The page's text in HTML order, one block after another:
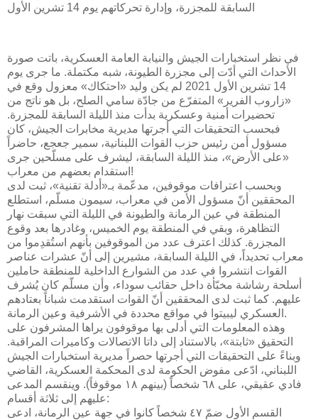
السابقة للمجزرة، وإدارة تحركاتهم يوم 14 تشرين الأول
في نظر استخبارات الجيش والنيابة العامة العسكرية، باتت صورة
الأحداث التي أدّت إلى مجزرة الطيونة، شبه مكتملة. ما جرى يوم
14 تشرين الأول 2021 لم يكن وليد «احتكاك» معزول وقع في
«زاروب الفرير» المتفرّع من جادّة سامي الصلح، بل هو ناتج من
تحضيرات أمنية وعسكرية بدأت منذ الليلة السابقة للمجزرة.
فبحسب التحقيقات التي أجرتها مديرية مخابرات الجيش، كان
مسؤول أمن رئيس حزب القوات اللبنانية، سمير جعجع، حاضراً
«على الأرض»، منذ الليلة السابقة، ليشرف على مسلّحين جرى
استقدام بعضهم من معراب!
وبحسب اعترافات موقوفين، مدعّمة بـ«أدلة تقنية»، ثبت لدى
المحققين أنّ مسؤول الأمن في معراب، سيمون مسلّم، استطلع
المنطقة في عين الرمانة والطيونة في الليلة التي سبقت نهار
التظاهرة، وبقي في المنطقة يوم الخميس، وغادرها بعد وقوع
المجزرة. كذلك اعترف عدد من الموقوفين بأنهم استُقدِموا من
معراب تحديداً، في الليلة السابقة، مشيرين إلى أنّ عشرات عناصر
القوات انتشروا في عدد من الشوارع الداخلية للمنطقة حاملين
أسلحة رشاشة مخبّأة داخل حقائب سوداء، وأن مسلّم كان يُشرف
عليهم. كما ثبت لدى المحققين أنّ القوات استقدمت شباناً بعتادهم
العسكري ليبيتوا في مواقع محددة في الأشرفية وعين الرمانة.
وهذه المعلومات التي أدلى بها موقوفون يراها المشرفون على
التحقيق «ثابتة»، بالاستناد إلى داتا الاتصالات وكاميرات المراقبة.
وبناءً على التحقيقات التي أجرتها حصراً مديرية استخبارات الجيش
اللبناني، ادّعى مفوض الحكومة لدى المحكمة العسكرية، القاضي
فادي عقيقي، على ٦٨ شخصاً (بينهم ١٨ موقوفاً). وينقسم المدعى
عليهم إلى ثلاثة أقسام:
القسم الأول ضمّ ٤٧ شخصاً كانوا في جهة عين الرمانة، ادعى